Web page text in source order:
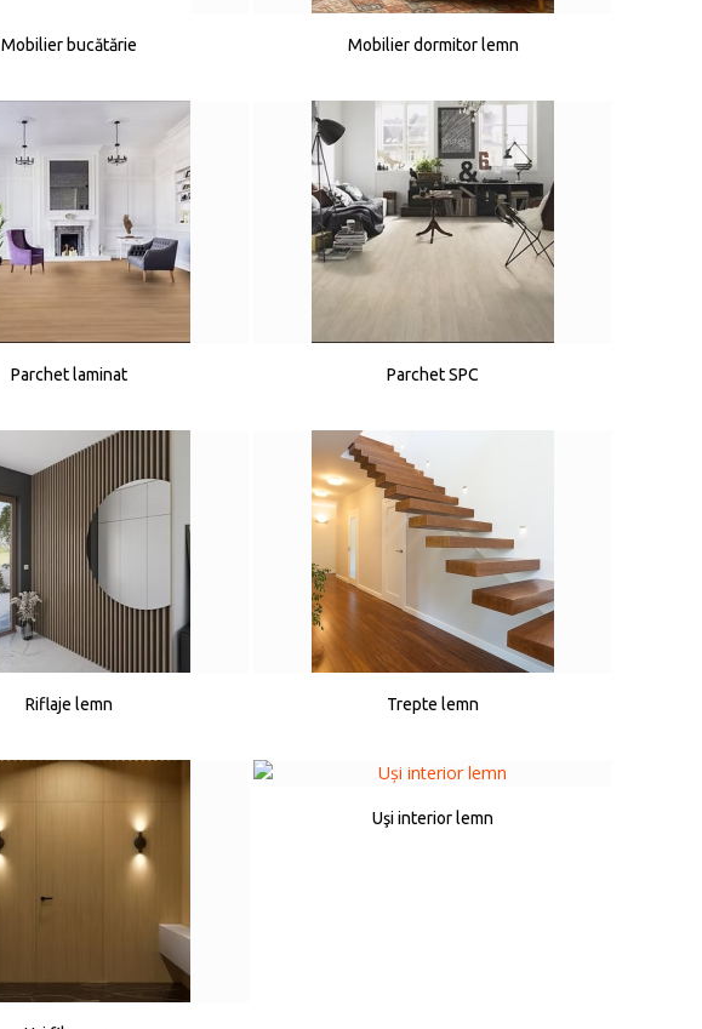
Mobilier bucătărie Mobilier dormitor lemn
Parchet laminat Parchet SPC
Riflaje lemn Trepte lemn
Uşi interior lemn